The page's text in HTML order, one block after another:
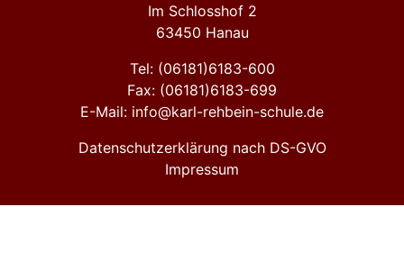
Im Schlosshof 2
63450 Hanau
Tel: (06181)6183-600
Fax: (06181)6183-699
E-Mail: info@karl-rehbein-schule.de
Datenschutzerklärung nach DS-GVO
Impressum